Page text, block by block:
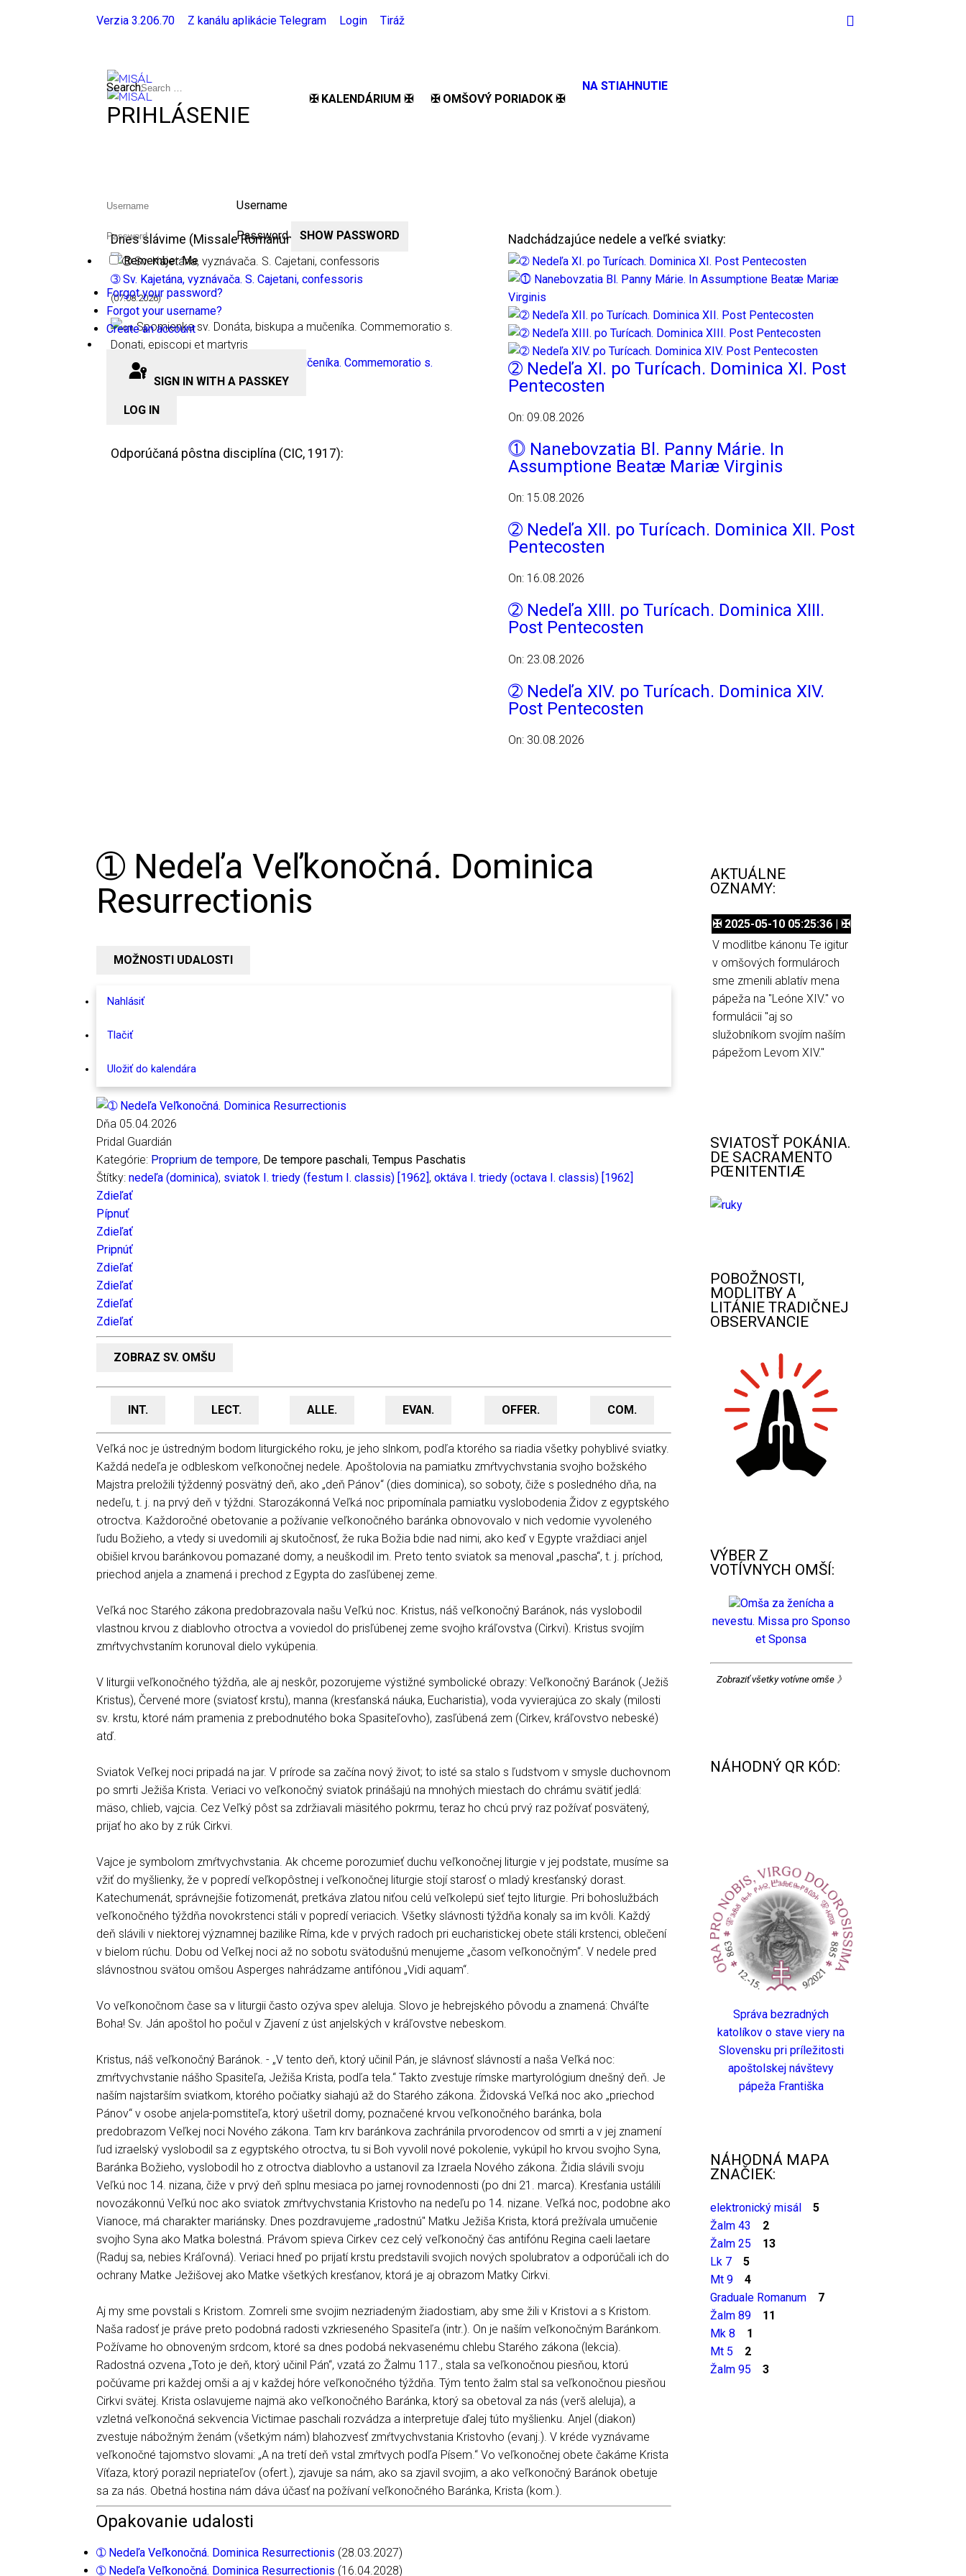
Verzia 3.206.70 Z kanálu aplikácie Telegram Login Tiráž
Search
PRIHLÁSENIE
Username
Password
SHOW PASSWORD
Remember Me
Forgot your password?
Forgot your username?
Create an account
SIGN IN WITH A PASSKEY
LOG IN
✠ KALENDÁRIUM ✠ ✠ OMŠOVÝ PORIADOK ✠
NA STIAHNUTIE
Dnes slávime (Missale Romanum 1962):
➂ Sv. Kajetána, vyznávača. S. Cajetani, confessoris
(07.08.2026)
㎝ Spomienka sv. Donáta, biskupa a mučeníka. Commemoratio s.
Donati, episcopi et martyris
Odporúčaná pôstna disciplína (CIC, 1917):
Nadchádzajúce nedele a veľké sviatky:
➁ Nedeľa XI. po Turícach. Dominica XI. Post
Pentecosten
On: 09.08.2026
⓵ Nanebovzatia Bl. Panny Márie. In
Assumptione Beatæ Mariæ Virginis
On: 15.08.2026
➁ Nedeľa XII. po Turícach. Dominica XII. Post
Pentecosten
On: 16.08.2026
➁ Nedeľa XIII. po Turícach. Dominica XIII.
Post Pentecosten
On: 23.08.2026
➁ Nedeľa XIV. po Turícach. Dominica XIV.
Post Pentecosten
On: 30.08.2026
➀ Nedeľa Veľkonočná. Dominica
Resurrectionis
MOŽNOSTI UDALOSTI
Nahlásiť
Tlačiť
Uložiť do kalendára
Dňa 05.04.2026
Pridal Guardián
Kategórie: Proprium de tempore, De tempore paschali, Tempus Paschatis
Štítky: nedeľa (dominica), sviatok I. triedy (festum I. classis) [1962], oktáva I. triedy (octava I. classis) [1962]
Zdieľať
Pípnuť
Zdieľať
Pripnúť
Zdieľať
Zdieľať
Zdieľať
Zdieľať
ZOBRAZ SV. OMŠU
INT. LECT. ALLE. EVAN. OFFER. COM.
Veľká noc je ústredným bodom liturgického roku, je jeho slnkom, podľa ktorého sa riadia všetky pohyblivé sviatky.
Každá nedeľa je odbleskom veľkonočnej nedele. Apoštolovia na pamiatku zmŕtvychvstania svojho božského
Majstra preložili týždenný posvätný deň, ako „deň Pánov“ (dies dominica), so soboty, čiže s posledného dňa, na
nedeľu, t. j. na prvý deň v týždni. Starozákonná Veľká noc pripomínala pamiatku vyslobodenia Židov z egyptského
otroctva. Každoročné obetovanie a požívanie veľkonočného baránka obnovovalo v nich vedomie vyvoleného
ľudu Božieho, a vtedy si uvedomili aj skutočnosť, že ruka Božia bdie nad nimi, ako keď v Egypte vraždiaci anjel
obišiel krvou baránkovou pomazané domy, a neuškodil im. Preto tento sviatok sa menoval „pascha“, t. j. príchod,
priechod anjela a znamená i prechod z Egypta do zasľúbenej zeme.
Veľká noc Starého zákona predobrazovala našu Veľkú noc. Kristus, náš veľkonočný Baránok, nás vyslobodil
vlastnou krvou z diablovho otroctva a voviedol do prisľúbenej zeme svojho kráľovstva (Cirkvi). Kristus svojím
zmŕtvychvstaním korunoval dielo vykúpenia.
V liturgii veľkonočného týždňa, ale aj neskôr, pozorujeme výstižné symbolické obrazy: Veľkonočný Baránok (Ježiš
Kristus), Červené more (sviatosť krstu), manna (kresťanská náuka, Eucharistia), voda vyvierajúca zo skaly (milosti
sv. krstu, ktoré nám pramenia z prebodnutého boka Spasiteľovho), zasľúbená zem (Cirkev, kráľovstvo nebeské)
atď.
Sviatok Veľkej noci pripadá na jar. V prírode sa začína nový život; to isté sa stalo s ľudstvom v smysle duchovnom
po smrti Ježiša Krista. Veriaci vo veľkonočný sviatok prinášajú na mnohých miestach do chrámu svätiť jedlá:
mäso, chlieb, vajcia. Cez Veľký pôst sa zdržiavali mäsitého pokrmu, teraz ho chcú prvý raz požívať posvätený,
prijať ho ako by z rúk Cirkvi.
Vajce je symbolom zmŕtvychvstania. Ak chceme porozumieť duchu veľkonočnej liturgie v jej podstate, musíme sa
vžiť do myšlienky, že v popredí veľkopôstnej i veľkonočnej liturgie stojí starosť o mladý kresťanský dorast.
Katechumenát, správnejšie fotizomenát, pretkáva zlatou niťou celú veľkolepú sieť tejto liturgie. Pri bohoslužbách
veľkonočného týždňa novokrstenci stáli v popredí veriacich. Všetky slávnosti týždňa konaly sa im kvôli. Každý
deň slávili v niektorej významnej bazilike Ríma, kde v prvých radoch pri eucharistickej obete stáli krstenci, oblečení
v bielom rúchu. Dobu od Veľkej noci až no sobotu svätodušnú menujeme „časom veľkonočným“. V nedele pred
slávnostnou svätou omšou Asperges nahrádzame antifónou „Vidi aquam“.
Vo veľkonočnom čase sa v liturgii často ozýva spev aleluja. Slovo je hebrejského pôvodu a znamená: Chváľte
Boha! Sv. Ján apoštol ho počul v Zjavení z úst anjelských v kráľovstve nebeskom.
Kristus, náš veľkonočný Baránok. - „V tento deň, ktorý učinil Pán, je slávnosť slávností a naša Veľká noc:
zmŕtvychvstanie nášho Spasiteľa, Ježiša Krista, podľa tela.“ Takto zvestuje rímske martyrológium dnešný deň. Je
naším najstarším sviatkom, ktorého počiatky siahajú až do Starého zákona. Židovská Veľká noc ako „priechod
Pánov“ v osobe anjela-pomstiteľa, ktorý ušetril domy, poznačené krvou veľkonočného baránka, bola
predobrazom Veľkej noci Nového zákona. Tam krv baránkova zachránila prvorodencov od smrti a v jej znamení
ľud izraelský vyslobodil sa z egyptského otroctva, tu si Boh vyvolil nové pokolenie, vykúpil ho krvou svojho Syna,
Baránka Božieho, vyslobodil ho z otroctva diablovho a ustanovil za Izraela Nového zákona. Židia slávili svoju
Veľkú noc 14. nizana, čiže v prvý deň splnu mesiaca po jarnej rovnodennosti (po dni 21. marca). Kresťania ustálili
novozákonnú Veľkú noc ako sviatok zmŕtvychvstania Kristovho na nedeľu po 14. nizane. Veľká noc, podobne ako
Vianoce, má charakter mariánsky. Dnes pozdravujeme „radostnú" Matku Ježiša Krista, ktorá prežívala umučenie
svojho Syna ako Matka bolestná. Právom spieva Cirkev cez celý veľkonočný čas antifónu Regina caeli laetare
(Raduj sa, nebies Kráľovná). Veriaci hneď po prijatí krstu predstavili svojich nových spolubratov a odporúčali ich do
ochrany Matke Ježišovej ako Matke všetkých kresťanov, ktorá je aj obrazom Matky Cirkvi.
Aj my sme povstali s Kristom. Zomreli sme svojim nezriadeným žiadostiam, aby sme žili v Kristovi a s Kristom.
Naša radosť je práve preto podobná radosti vzkrieseného Spasiteľa (intr.). On je naším veľkonočným Baránkom.
Požívame ho obnoveným srdcom, ktoré sa dnes podobá nekvasenému chlebu Starého zákona (lekcia).
Radostná ozvena „Toto je deň, ktorý učinil Pán“, vzatá zo Žalmu 117., stala sa veľkonočnou piesňou, ktorú
počúvame pri každej omši a aj v každej hóre veľkonočného týždňa. Tým tento žalm stal sa veľkonočnou piesňou
Cirkvi svätej. Krista oslavujeme najmä ako veľkonočného Baránka, ktorý sa obetoval za nás (verš aleluja), a
vzletná veľkonočná sekvencia Victimae paschali rozvádza a interpretuje ďalej túto myšlienku. Anjel (diakon)
zvestuje nábožným ženám (všetkým nám) blahozvesť zmŕtvychvstania Kristovho (evanj.). V kréde vyznávame
veľkonočné tajomstvo slovami: „A na tretí deň vstal zmŕtvych podľa Písem.“ Vo veľkonočnej obete čakáme Krista
Víťaza, ktorý porazil nepriateľov (ofert.), zjavuje sa nám, ako sa zjavil svojim, a ako veľkonočný Baránok obetuje
sa za nás. Obetná hostina nám dáva účasť na požívaní veľkonočného Baránka, Krista (kom.).
Opakovanie udalosti
➀ Nedeľa Veľkonočná. Dominica Resurrectionis (28.03.2027)
➀ Nedeľa Veľkonočná. Dominica Resurrectionis (16.04.2028)
AKTUÁLNE
OZNAMY:
✠ 2025-05-10 05:25:36 | ✠
V modlitbe kánonu Te igitur
v omšových formulároch
sme zmenili ablatív mena
pápeža na "Leóne XIV." vo
formulácii "aj so
služobníkom svojím naším
pápežom Levom XIV."
SVIATOSŤ POKÁNIA.
DE SACRAMENTO
PŒNITENTIÆ
POBOŽNOSTI,
MODLITBY A
LITÁNIE TRADIČNEJ
OBSERVANCIE
VÝBER Z
VOTÍVNYCH OMŠÍ:
Omša za ženícha a
nevestu. Missa pro Sponso
et Sponsa
Zobraziť všetky votívne omše 》
NÁHODNÝ QR KÓD:
Správa bezradných
katolíkov o stave viery na
Slovensku pri príležitosti
apoštolskej návštevy
pápeža Františka
NÁHODNÁ MAPA
ZNAČIEK:
elektronický misál
5
Žalm 43
2
Žalm 25
13
Lk 7
5
Mt 9
4
Graduale Romanum
7
Žalm 89
11
Mk 8
1
Mt 5
2
Žalm 95
3